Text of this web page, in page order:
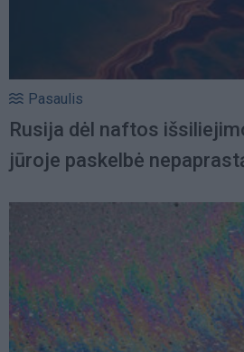
Pasaulis
Rusija dėl naftos
jūroje paskelbė